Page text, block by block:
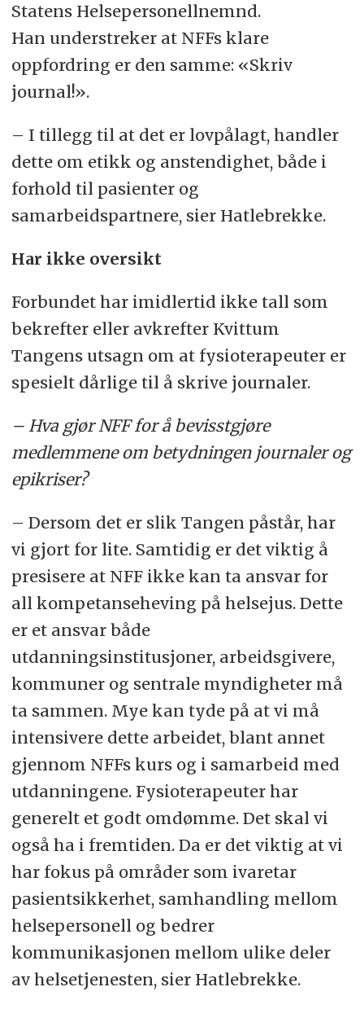
Statens Helsepersonellnemnd.
Han understreker at NFFs klare
oppfordring er den samme: «Skriv
journal!».
– I tillegg til at det er lovpålagt, handler
dette om etikk og anstendighet, både i
forhold til pasienter og
samarbeidspartnere, sier Hatlebrekke.
Har ikke oversikt
Forbundet har imidlertid ikke tall som
bekrefter eller avkrefter Kvittum
Tangens utsagn om at fysioterapeuter er
spesielt dårlige til å skrive journaler.
– Hva gjør NFF for å bevisstgjøre
medlemmene om betydningen journaler og
epikriser?
– Dersom det er slik Tangen påstår, har
vi gjort for lite. Samtidig er det viktig å
presisere at NFF ikke kan ta ansvar for
all kompetanseheving på helsejus. Dette
er et ansvar både
utdanningsinstitusjoner, arbeidsgivere,
kommuner og sentrale myndigheter må
ta sammen. Mye kan tyde på at vi må
intensivere dette arbeidet, blant annet
gjennom NFFs kurs og i samarbeid med
utdanningene. Fysioterapeuter har
generelt et godt omdømme. Det skal vi
også ha i fremtiden. Da er det viktig at vi
har fokus på områder som ivaretar
pasientsikkerhet, samhandling mellom
helsepersonell og bedrer
kommunikasjonen mellom ulike deler
av helsetjenesten, sier Hatlebrekke.